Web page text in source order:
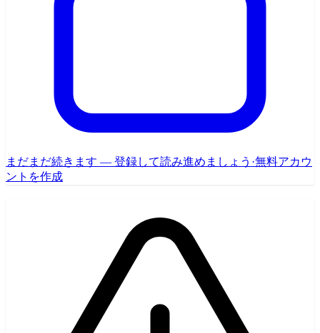
まだまだ続きます — 登録して読み進めましょう ·無料アカウ
ントを作成